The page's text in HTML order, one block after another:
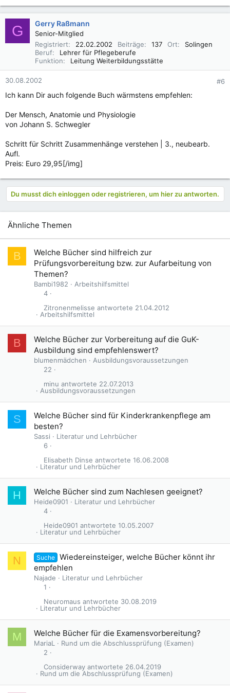
G Gerry Raßmann
Senior-Mitglied
Registriert
22.02.2002 Beiträge 137 Ort
Solingen
Beruf
Lehrer für Pflegeberufe
Funktion
Leitung Weiterbildungsstätte
30.08.2002 #6
Ich kann Dir auch folgende Buch wärmstens empfehlen:
Der Mensch, Anatomie und Physiologie
von Johann S. Schwegler
Schritt für Schritt Zusammenhänge verstehen | 3., neubearb.
Aufl.
Preis: Euro 29,95[/img]
Du musst dich einloggen oder registrieren, um hier zu antworten.
Ähnliche Themen
B
Welche Bücher sind hilfreich zur
Prüfungsvorbereitung bzw. zur Aufarbeitung von
Themen?
Bambi1982
Arbeitshilfsmittel
4
Arbeitshilfsmittel
21.04.2012
Zitronenmelisse
B
Welche Bücher zur Vorbereitung auf die GuK-
Ausbildung sind empfehlenswert?
blumenmädchen
Ausbildungsvoraussetzungen
22
Ausbildungsvoraussetzungen
22.07.2013
minu
S
Welche Bücher sind für Kinderkrankenpflege am
besten?
Sassi
Literatur und Lehrbücher
6
Literatur und Lehrbücher
16.06.2008
Elisabeth Dinse
H Welche Bücher sind zum Nachlesen geeignet?
Heide0901
Literatur und Lehrbücher
4
Literatur und Lehrbücher
10.05.2007
Heide0901
N Suche
Wiedereinsteiger, welche Bücher könnt ihr
empfehlen
Najade
Literatur und Lehrbücher
1
Literatur und Lehrbücher
30.08.2019
Neuromaus
M Welche Bücher für die Examensvorbereitung?
MariaL
Rund um die Abschlussprüfung (Examen)
2
Rund um die Abschlussprüfung (Examen)
26.04.2019
Considerway